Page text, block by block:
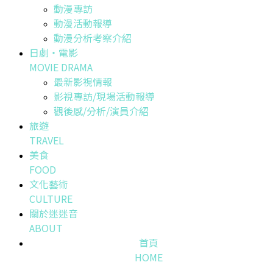
動漫專訪
動漫活動報導
動漫分析考察介紹
日劇・電影
MOVIE DRAMA
最新影視情報
影視專訪/現場活動報導
觀後感/分析/演員介紹
旅遊
TRAVEL
美食
FOOD
文化藝術
CULTURE
關於迷迷音
ABOUT
首頁
HOME